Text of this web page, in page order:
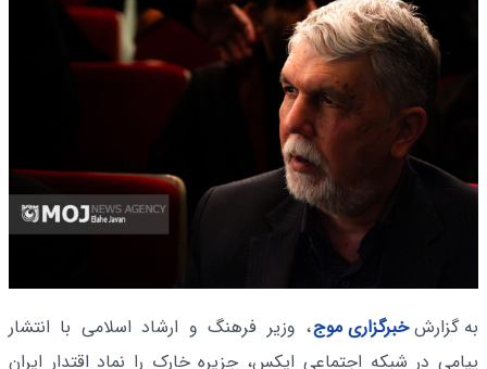
به گزارشخبرگزاری موج، وزیر فرهنگ و ارشاد اسلامی با انتشار
پیامی در شبکه اجتماعی ایکس، جزیره خارک را نماد اقتدار ایران